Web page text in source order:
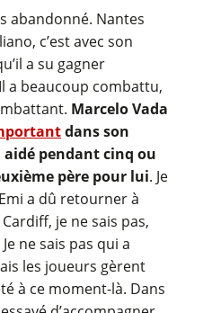
abandonné. Nantes
c’est avec son
a su gagner
a beaucoup combattu,
Marcelo Vada
dans son
aidé pendant cinq ou
père pour lui. Je
a dû retourner à
je ne sais pas,
ne sais pas qui a
les joueurs gèrent
à ce moment-là. Dans